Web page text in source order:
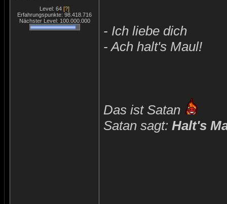
Level: 64 [?]
Erfahrungspunkte: 98.418.716
Nächster Level: 100.000.000
- Ich liebe dich
- Ach halt's Maul!
Das ist Satan
Satan sagt: Halt's